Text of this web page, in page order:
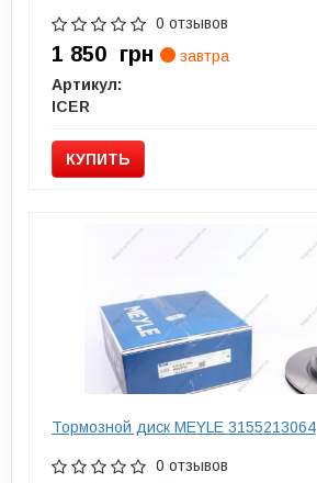
0 отзывов
1 850 грн
завтра
Артикул:
ICER
КУПИТЬ
Тормозной диск MEYLE 3155213064
0 отзывов